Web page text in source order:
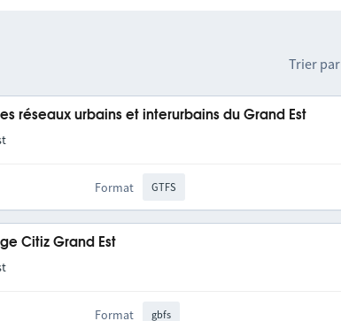
Trier par
réseaux urbains et interurbains du Grand Est
Format GTFS
Citiz Grand Est
Format gbfs